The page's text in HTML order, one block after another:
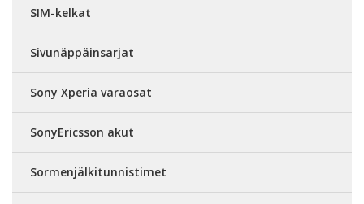
SIM-kelkat
Sivunäppäinsarjat
Sony Xperia varaosat
SonyEricsson akut
Sormenjälkitunnistimet